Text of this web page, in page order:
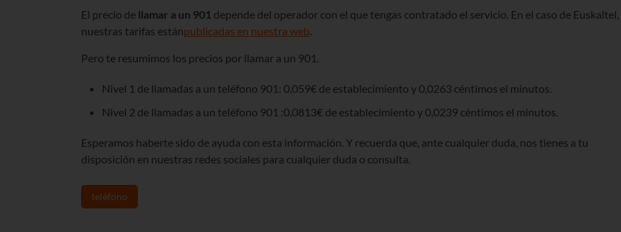
El precio de llamar a un 901 depende del operador con el que tengas contratado el servicio. En el caso de Euskaltel,
nuestras tarifas estánpublicadas en nuestra web
Pero te resumimos los precios por llamar a un 901.
Nivel 1 de llamadas a un teléfono 901: 0,059€ de establecimiento y 0,0263 céntimos el minutos.
Nivel 2 de llamadas a un teléfono 901 :0,0813€ de establecimiento y 0,0239 céntimos el minutos.
Esperamos haberte sido de ayuda con esta información. Y recuerda que, ante cualquier duda, nos tienes a tu
disposición en nuestras redes sociales para cualquier duda o consulta.
teléfono